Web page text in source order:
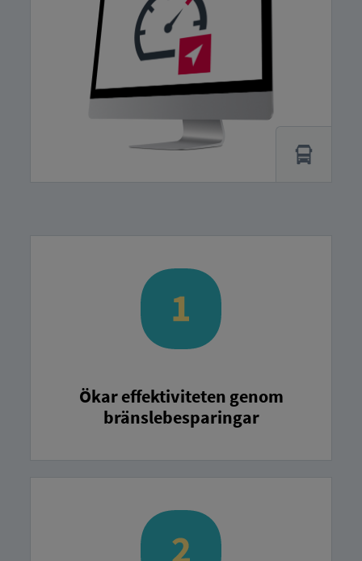
Ökar effektiviteten genom
bränslebesparingar